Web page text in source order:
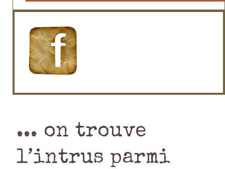
... on trouve
l’intrus parmi